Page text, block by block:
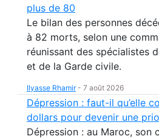
plus de 80
Le bilan des personnes
à 82 morts, selon une
réunissant des spécialistes
et de la Garde civile.
Ilyasse Rhamir- 7 août 2026
Dépression : faut-il qu’elle
dollars pour devenir une
Dépression : au Maroc, son